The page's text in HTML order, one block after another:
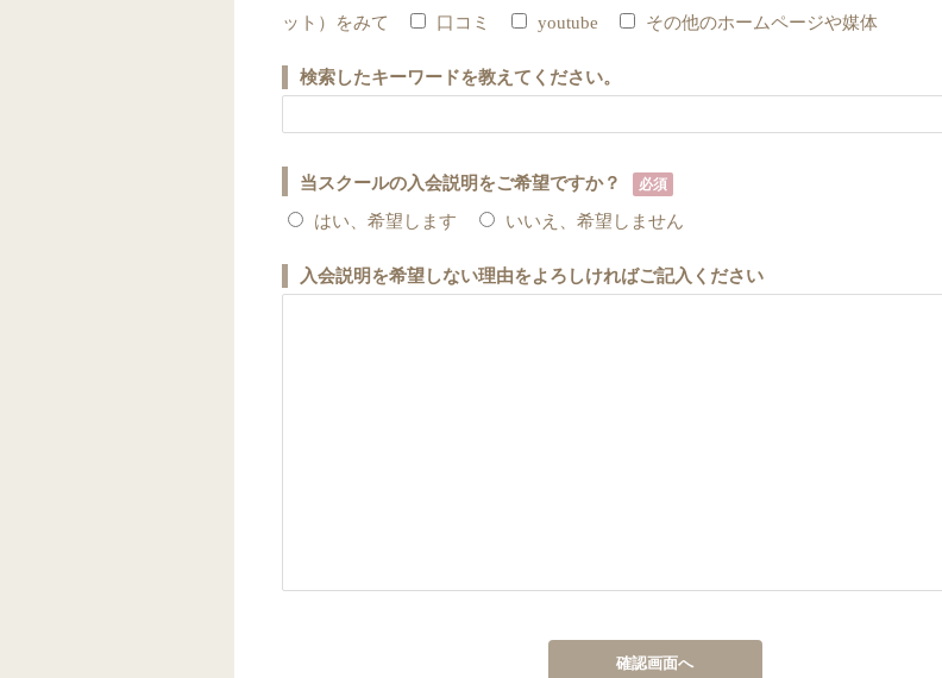
ット）をみて
口コミ youtube その他のホームページや媒体
検索したキーワードを教えてください。
当スクールの入会説明をご希望ですか？ 必須
はい、希望します いいえ、希望しません
入会説明を希望しない理由をよろしければご記入ください